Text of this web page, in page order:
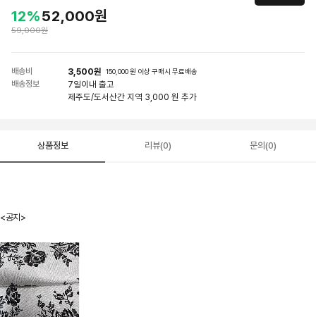
12%52,000원
59,000원
배송비 3,500원 150,000 원 이상 구매시 무료배송
배송정보 7일이내 출고
제주도/도서산간 지역 3,000 원 추가
상품정보 리뷰(0) 문의(0)
<공지>